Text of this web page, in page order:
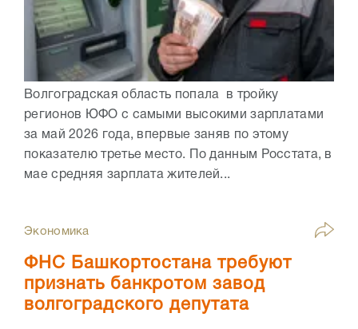
Волгоградская область попала в тройку
регионов ЮФО с самыми высокими зарплатами
за май 2026 года, впервые заняв по этому
показателю третье место. По данным Росстата, в
мае средняя зарплата жителей...
Экономика
ФНС Башкортостана требуют
признать банкротом завод
волгоградского депутата